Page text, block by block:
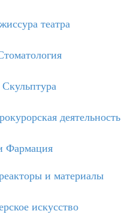
театра
деятельность
Фармация
и материалы
искусство